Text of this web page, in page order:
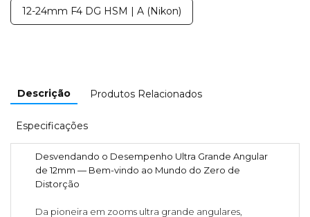
12-24mm F4 DG HSM | A (Nikon)
Descrição Produtos Relacionados
Especificações
Desvendando o Desempenho Ultra Grande Angular
de 12mm — Bem-vindo ao Mundo do Zero de
Distorção
Da pioneira em zooms ultra grande angulares,